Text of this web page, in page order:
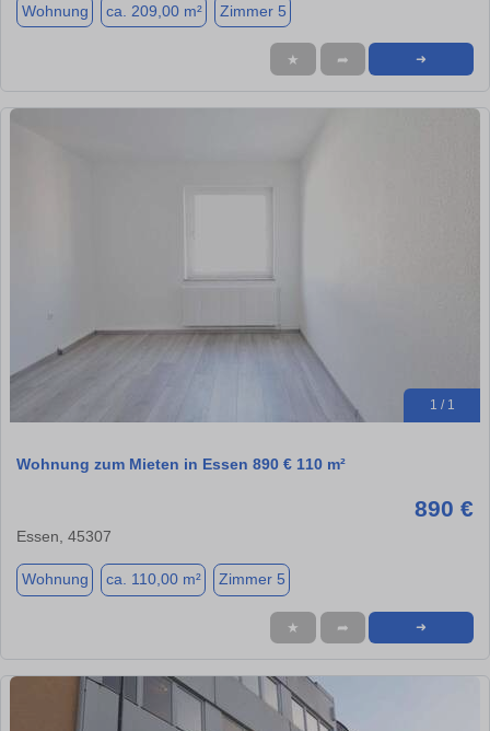
Wohnung ca. 209,00 m² Zimmer 5
★ ➦ ➜
1 / 1
Wohnung zum Mieten in Essen 890 € 110 m²
890 €
Essen, 45307
Wohnung ca. 110,00 m² Zimmer 5
★ ➦ ➜